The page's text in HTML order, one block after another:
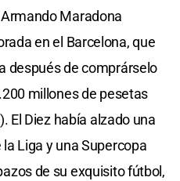
Maradona
en el Barcelona, que
después de comprárselo
millones de pesetas
El Diez había alzado una
la Liga y una Supercopa
de su exquisito fútbol,